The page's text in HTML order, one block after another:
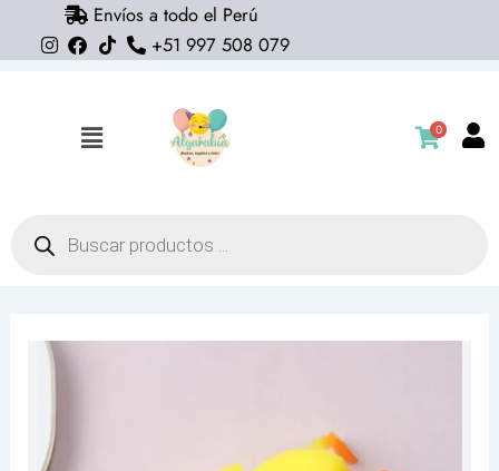
Envíos a todo el Perú
+51 997 508 079
Flyout
0
productos
Squishy
cantidad